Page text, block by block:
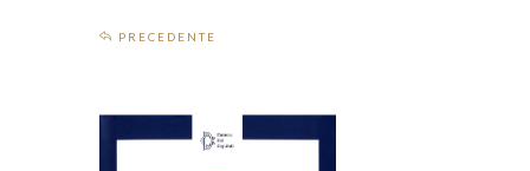
PRECEDENTE